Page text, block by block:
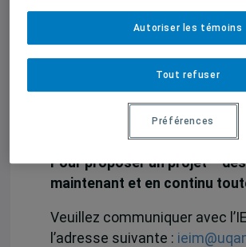
En contrepartie, l’étudiant.e
àproduire un court texte ou
, qui pourra être
Pour proposer un projet – dès
maintenant et en continu
Veuillez communiquer avec
l’adresse suivante :
Tout refuser
Autoriser les témoins
Préférences